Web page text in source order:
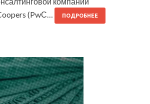
(PwС…
ПОДРОБНЕЕ